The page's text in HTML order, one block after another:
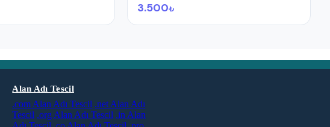
3.500₺
Alan Adı Tescil
.com Alan Adı Tescil .net Alan Adı
Tescil .org Alan Adı Tescil .in Alan